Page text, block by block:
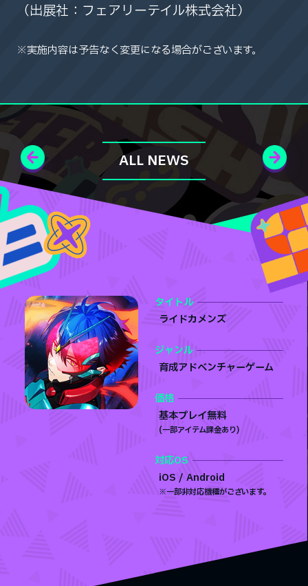
（出展社：フェアリーテイル株式会社）
※実施内容は予告なく変更になる場合がございます。
ALL NEWS
タイトル
ライドカメンズ
ジャンル
育成アドベンチャーゲーム
価格
基本プレイ無料
(⼀部アイテム課金あり)
対応OS
iOS / Android
※一部非対応機種がございます。